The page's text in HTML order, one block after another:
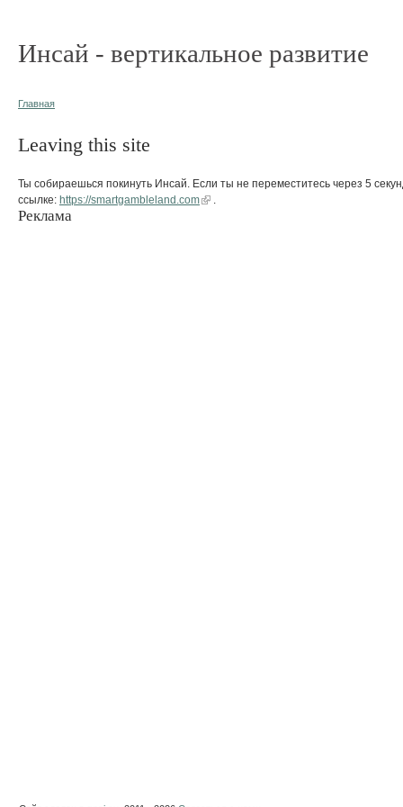
Инсай - вертикальное развитие
Главная
Leaving this site
Ты собираешься покинуть Инсай. Если ты не переместитесь через 5
ссылке: https://smartgambleland.com
Реклама